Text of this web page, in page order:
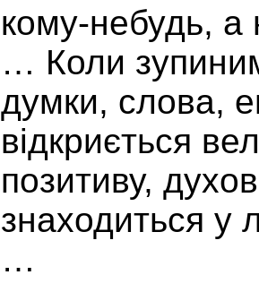
кому-небудь,
… Коли
думки, слова,
відкриється
позитиву,
знаходиться у
…